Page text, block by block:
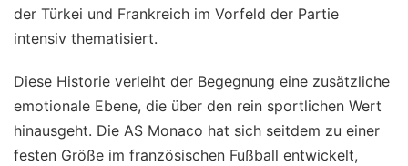
der Türkei und Frankreich im Vorfeld der Partie
intensiv thematisiert.
Diese Historie verleiht der Begegnung eine zusätzliche
emotionale Ebene, die über den rein sportlichen Wert
hinausgeht. Die AS Monaco hat sich seitdem zu einer
festen Größe im französischen Fußball entwickelt,